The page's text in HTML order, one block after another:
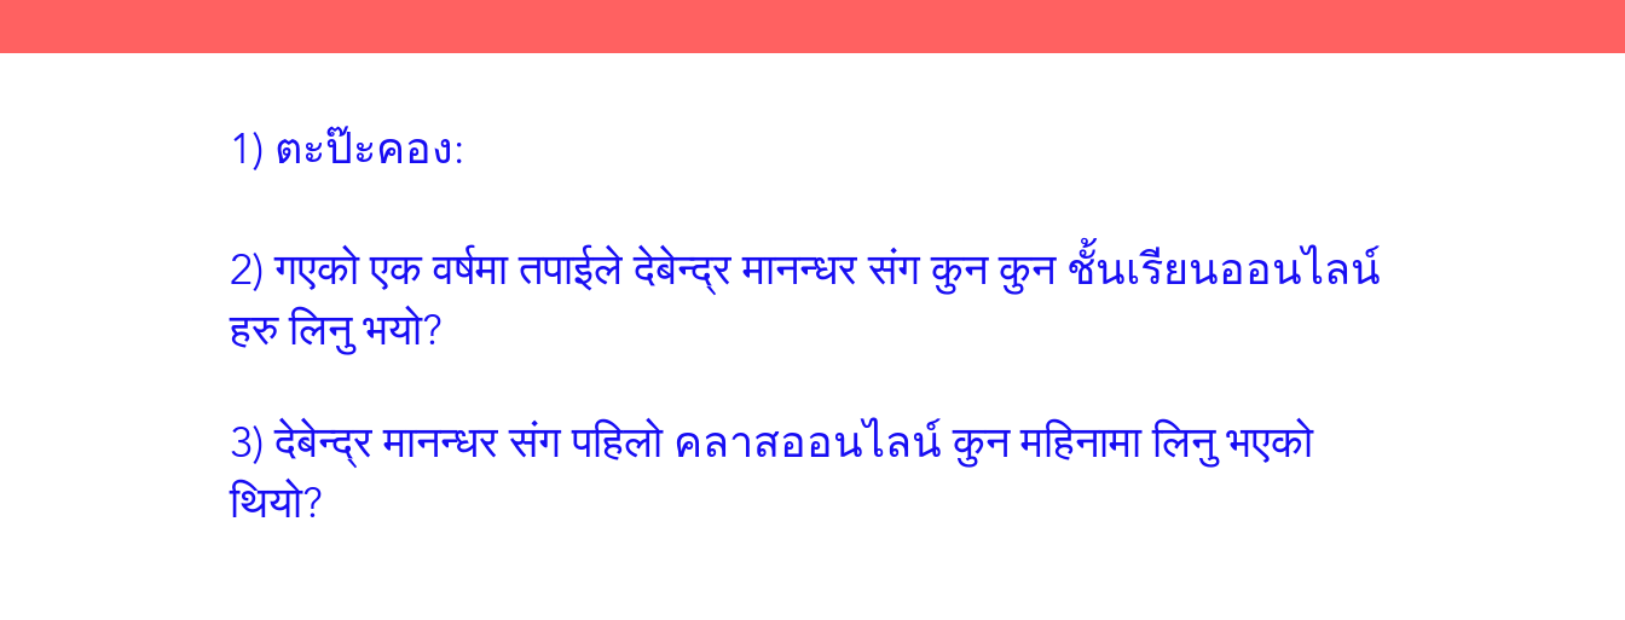
1) ตะป๊ะคอง:
2) गएको एक वर्षमा तपाईले देबेन्द्र मानन्धर संग कुन कुन ชั้นเรียนออนไลน์
हरु लिनु भयो?
3) देबेन्द्र मानन्धर संग पहिलो คลาสออนไลน์ कुन महिनामा लिनु भएको
थियो?